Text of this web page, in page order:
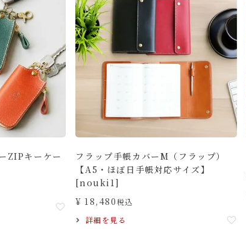
ZIPキーケー
フラップ手帳カバーM（フラップ）
【A5・ほぼ日手帳対応サイズ】
[nouki1]
¥ 18,480税込
詳細を見る